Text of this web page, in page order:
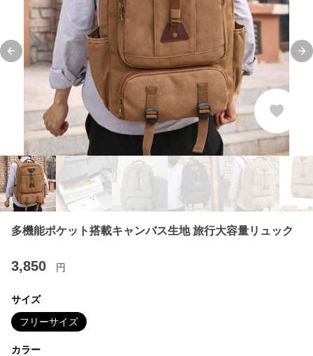
Previous slide
多機能ポケット搭載キャンバス生地 旅行大容量リュック
3,850 円
サイズ
フリーサイズ
カラー